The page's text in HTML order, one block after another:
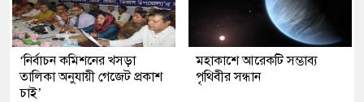
‘নির্বাচন কমিশনের খসড়া
তালিকা অনুযায়ী গেজেট প্রকাশ
চাই’
মহাকাশে আরেকটি সম্ভাব্য
পৃথিবীর সন্ধান